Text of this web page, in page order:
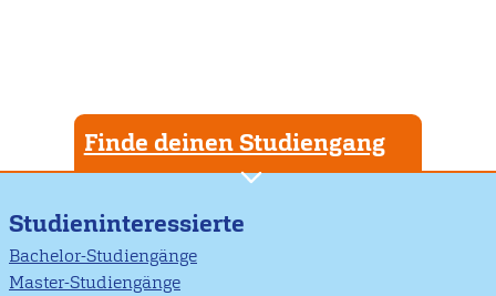
Finde deinen Studiengang
Studieninteressierte
Bachelor-Studiengänge
Master-Studiengänge